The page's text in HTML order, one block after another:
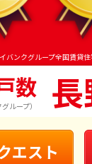
バンクグループ全国賃貸
数
ループ）
エスト